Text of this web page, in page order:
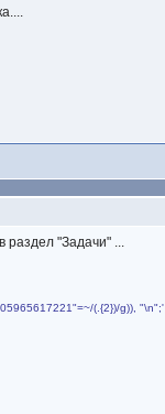
раздел "Задачи" ...
(.{2})/g)), "\n";'